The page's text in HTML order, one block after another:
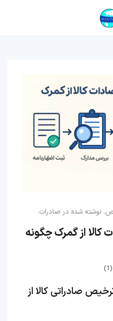
نوشته شده در صادرات.
کالا از گمرک چگونه
(1)
صادراتی کالا از